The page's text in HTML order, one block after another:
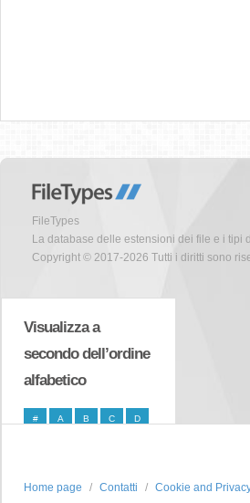
FileTypes
La database delle estensioni dei file e i tipi
Copyright © 2017-2026 Tutti i diritti sono
Visualizza a
secondo dell’ordine
alfabetico
# A B C D
Home page Contatti Cookie and